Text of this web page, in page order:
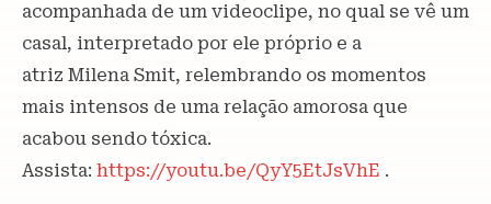
acompanhada de um videoclipe, no qual se vê um
casal, interpretado por ele próprio e a
atriz Milena Smit, relembrando os momentos
mais intensos de uma relação amorosa que
acabou sendo tóxica.
Assista: https://youtu.be/QyY5EtJsVhE .